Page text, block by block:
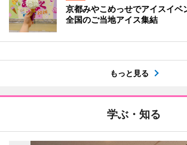
京都みやこめっせでアイスイ
全国のご当地アイス集結
もっと見る
学ぶ・知る